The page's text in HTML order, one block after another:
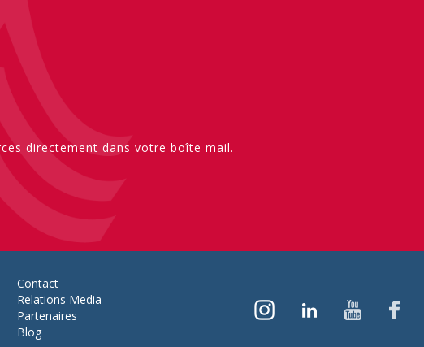
directement dans votre boîte mail.
Contact
Relations Media
Partenaires
Blog